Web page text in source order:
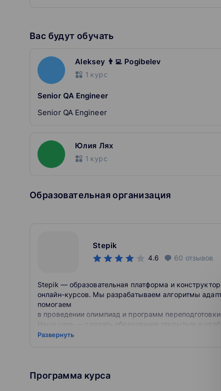
Вас будут обучать
Aleksey 👨‍💻 Pogibelev
1 курс
Senior QA Engineer
Senior QA Engineer
Юлия Лях
1 курс
Образовательная организация
Stepik
4.6 60 отзывов
Stepik — образовательная платформа и конструктор
онлайн-курсов. Мы разрабатываем алгоритмы
помогаем
в проведении олимпиад и программ
Наша цель — сделать образование открытым и
Первые учебные материалы были размещены на
Развернуть
Программа курса